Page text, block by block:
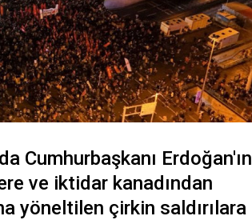
Cumhurbaşkanı Erdoğan'ın
ve iktidar kanadından
yöneltilen çirkin saldırılara